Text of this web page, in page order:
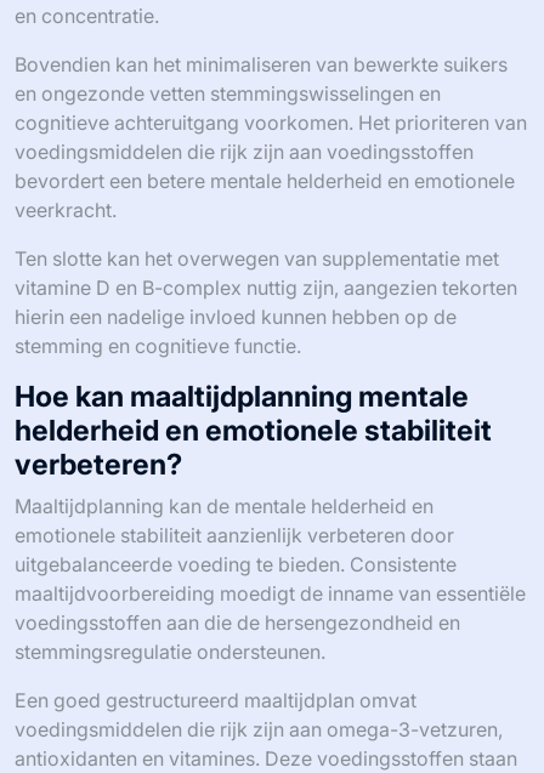
en concentratie.
Bovendien kan het minimaliseren van bewerkte suikers
en ongezonde vetten stemmingswisselingen en
cognitieve achteruitgang voorkomen. Het prioriteren van
voedingsmiddelen die rijk zijn aan voedingsstoffen
bevordert een betere mentale helderheid en emotionele
veerkracht.
Ten slotte kan het overwegen van supplementatie met
vitamine D en B-complex nuttig zijn, aangezien tekorten
hierin een nadelige invloed kunnen hebben op de
stemming en cognitieve functie.
Hoe kan maaltijdplanning mentale
helderheid en emotionele stabiliteit
verbeteren?
Maaltijdplanning kan de mentale helderheid en
emotionele stabiliteit aanzienlijk verbeteren door
uitgebalanceerde voeding te bieden. Consistente
maaltijdvoorbereiding moedigt de inname van essentiële
voedingsstoffen aan die de hersengezondheid en
stemmingsregulatie ondersteunen.
Een goed gestructureerd maaltijdplan omvat
voedingsmiddelen die rijk zijn aan omega-3-vetzuren,
antioxidanten en vitamines. Deze voedingsstoffen staan